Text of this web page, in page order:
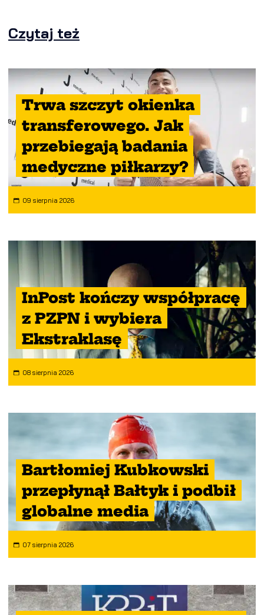
Czytaj też
Trwa szczyt okienka
transferowego. Jak
przebiegają badania
medyczne piłkarzy?
09 sierpnia 2026
InPost kończy współpracę
z PZPN i wybiera
Ekstraklasę
08 sierpnia 2026
Bartłomiej Kubkowski
przepłynął Bałtyk i podbił
globalne media
07 sierpnia 2026